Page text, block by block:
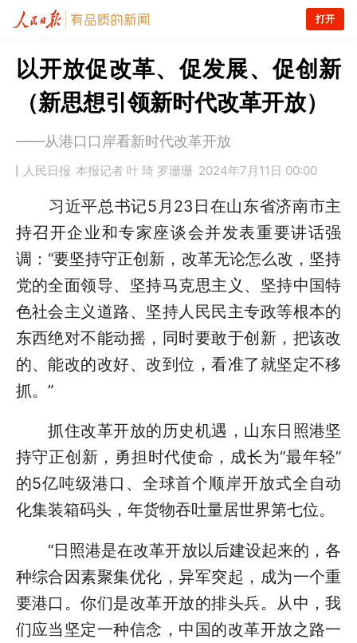
打开
以开放促改革、促发展、促创新
（新思想引领新时代改革开放）
——从港口口岸看新时代改革开放
人民日报 本报记者 叶 琦 罗珊珊 2024年7月11日 00:00
习近平总书记5月23日在山东省济南市主
持召开企业和专家座谈会并发表重要讲话强
调：“要坚持守正创新，改革无论怎么改，坚持
党的全面领导、坚持马克思主义、坚持中国特
色社会主义道路、坚持人民民主专政等根本的
东西绝对不能动摇，同时要敢于创新，把该改
的、能改的改好、改到位，看准了就坚定不移
抓。”
抓住改革开放的历史机遇，山东日照港坚
持守正创新，勇担时代使命，成长为“最年轻”
的5亿吨级港口、全球首个顺岸开放式全自动
化集装箱码头，年货物吞吐量居世界第七位。
“日照港是在改革开放以后建设起来的，各
种综合因素聚集优化，异军突起，成为一个重
要港口。你们是改革开放的排头兵。从中，我
们应当坚定一种信念，中国的改革开放之路一